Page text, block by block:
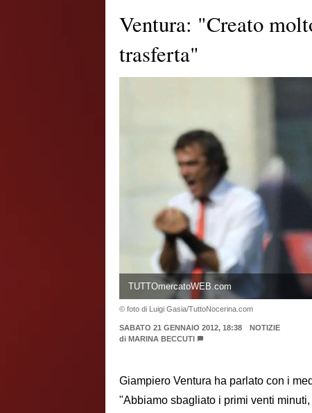
Ventura: "Creato
trasferta"
TUTTOmercatoWEB.com
© foto di Luigi Gasia/TuttoNocerina.com
SABATO 21 GENNAIO 2012, 18:38
NOTIZIE
di MARINA BECCUTI
Giampiero Ventura ha parlato con i
"Abbiamo sbagliato i primi venti